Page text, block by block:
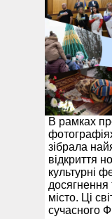
В рамках
зібрала
відкриття
культурні
досягнення
місто. Ці
сучасного